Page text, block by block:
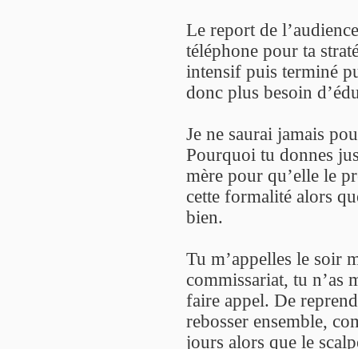
Le report de
téléphone pour ta
intensif puis terminé
donc plus besoin
Je ne saurai jamais
Pourquoi tu donnes
mère pour qu’elle le
cette formalité alors
bien.
Tu m’appelles le soir
commissariat, tu n’as
faire appel. De
rebosser ensemble,
jours alors que le